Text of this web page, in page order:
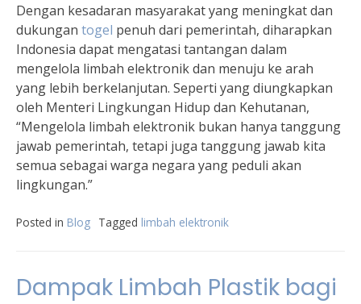
Dengan kesadaran masyarakat yang meningkat dan
dukungan togel penuh dari pemerintah, diharapkan
Indonesia dapat mengatasi tantangan dalam
mengelola limbah elektronik dan menuju ke arah
yang lebih berkelanjutan. Seperti yang diungkapkan
oleh Menteri Lingkungan Hidup dan Kehutanan,
“Mengelola limbah elektronik bukan hanya tanggung
jawab pemerintah, tetapi juga tanggung jawab kita
semua sebagai warga negara yang peduli akan
lingkungan.”
Posted in Blog Tagged limbah elektronik
Dampak Limbah Plastik bagi